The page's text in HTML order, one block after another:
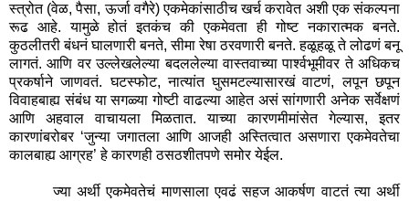
स्त्रोत (वेळ, पैसा, ऊर्जा वगैरे) एकमेकांसाठीच खर्च करावेत अशी एक संकल्पना
रूढ आहे. यामुळे होतं इतकंच की एकमेवता ही गोष्ट नकारात्मक बनते.
कुठलीतरी बंधनं घालणारी बनते, सीमा रेषा ठरवणारी बनते. हळूहळू ते लोढणं बनू
लागतं. आणि वर उल्लेखलेल्या बदललेल्या वास्तवाच्या पार्श्वभूमीवर ते अधिकच
प्रकर्षाने जाणवतं. घटस्फोट, नात्यांत घुसमटल्यासारखं वाटणं, लपून छपून
विवाहबाह्य संबंध या सगळ्या गोष्टी वाढल्या आहेत असं सांगणारी अनेक सर्वेक्षणं
आणि अहवाल वाचायला मिळतात. याच्या कारणमीमांसेत गेल्यास, इतर
कारणांबरोबर ‘जुन्या जगातला आणि आजही अस्तित्वात असणारा एकमेवतेचा
कालबाह्य आग्रह’ हे कारणही ठसठशीतपणे समोर येईल.
ज्या अर्थी एकमेवतेचं माणसाला एवढं सहज आकर्षण वाटतं त्या अर्थी